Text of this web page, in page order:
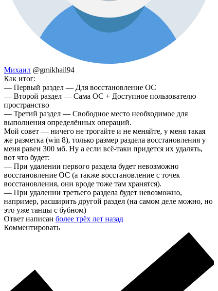
Михаил @gmikhail94
Как итог:
— Первый раздел — Для восстановление ОС
— Второй раздел — Сама ОС + Доступное пользователю
пространство
— Третий раздел — Свободное место необходимое для
выполнения определённых операций.
Мой совет — ничего не трогайте и не меняйте, у меня такая
же разметка (win 8), только размер раздела восстановления у
меня равен 300 мб. Ну а если всё-таки придется их удалять,
вот что будет:
— При удалении первого раздела будет невозможно
восстановление ОС (а также восстановление с точек
восстановления, они вроде тоже там хранятся).
— При удалении третьего раздела будет невозможно,
например, расширить другой раздел (на самом деле можно, но
это уже танцы с бубном)
Ответ написан более трёх лет назад
Комментировать